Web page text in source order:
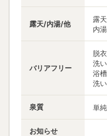
露天/内湯/他
露
内
バリアフリー
脱
洗
浴
洗
泉質 単
お知らせ